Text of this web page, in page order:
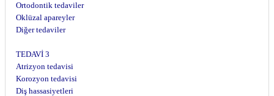
Ortodontik tedaviler
Oklüzal apareyler
Diğer tedaviler
TEDAVİ 3
Atrizyon tedavisi
Korozyon tedavisi
Diş hassasiyetleri